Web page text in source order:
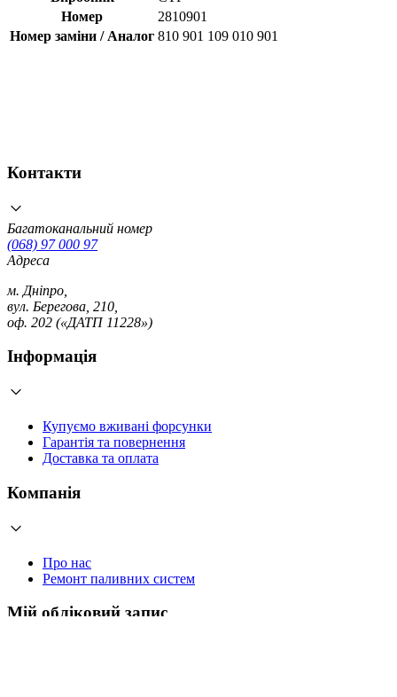
Номер
2810901
Номер заміни / Аналог 810 901 109 010 901
Контакти
Багатоканальний номер
(068) 97 000 97
Адреса
м. Дніпро,
вул. Берегова, 210,
оф. 202 («ДАТП 11228»)
Інформація
Купуємо вживані форсунки
Гарантія та повернення
Доставка та оплата
Компанія
Про нас
Ремонт паливних систем
Мій обліковий запис